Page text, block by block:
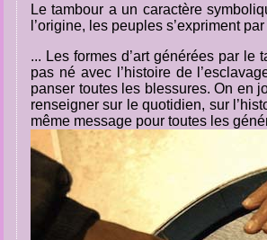
Le tambour a un caractère
l’origine, les peuples s’expriment
... Les formes d’art générées par le
pas né avec l’histoire de
panser toutes les blessures. On en
renseigner sur le quotidien, sur
même message pour toutes les